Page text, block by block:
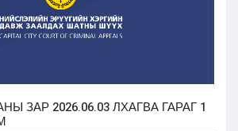
ЗАР 2026.06.03 ЛХАГВА ГАРАГ 1